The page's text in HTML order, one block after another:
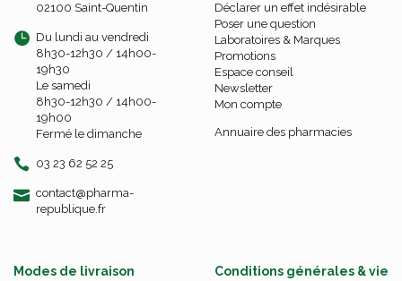
02100 Saint-Quentin
Du lundi au vendredi
8h30-12h30 / 14h00-
19h30
Le samedi
8h30-12h30 / 14h00-
19h00
Fermé le dimanche
03 23 62 52 25
contact-
@-
pharma-
republique.fr
Déclarer un effet indésirable
Poser une question
Laboratoires & Marques
Promotions
Espace conseil
Newsletter
Mon compte
Annuaire des pharmacies
Modes de livraison
Conditions générales & vie